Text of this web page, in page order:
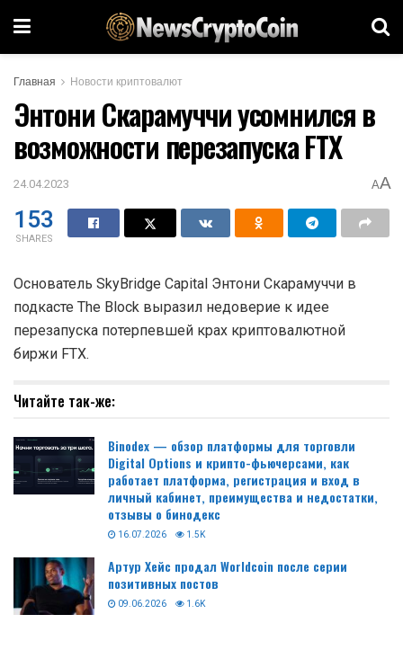
Главная Новости криптовалют
Энтони Скарамуччи усомнился в
возможности перезапуска FTX
24.04.2023 AA
153
SHARES
Основатель SkyBridge Capital Энтони Скарамуччи в
подкасте The Block выразил недоверие к идее
перезапуска потерпевшей крах криптовалютной
биржи FTX.
Читайте так-же:
Binodex — обзор платформы для торговли
Digital Options и крипто-фьючерсами, как
работает платформа, регистрация и вход в
личный кабинет, преимущества и недостатки,
отзывы о бинодекс
16.07.2026 1.5K
Артур Хейс продал Worldcoin после серии
позитивных постов
09.06.2026 1.6K